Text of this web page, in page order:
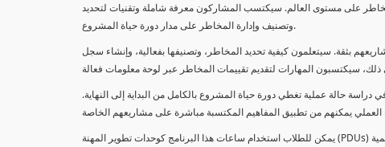
المخاطر على مستوى العالم. سيكتسب المشاركون معرفة شاملة وتقنيات لتحديد
وتصنيف وإدارة المخاطر على مدار دورة حياة المشروع.
بثقة. سيتعلمون كيفية تحديد المخاطر، وتصنيفها بفعالية، وإنشاء سجل
حالة عملية تغطي دورة حياة المشروع بالكامل من البداية إلى النهاية.